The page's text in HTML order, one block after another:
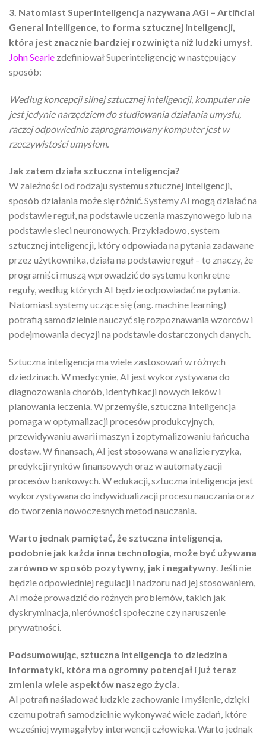
3. Natomiast Superinteligencja nazywana AGI – Artificial
General Intelligence, to forma sztucznej inteligencji,
która jest znacznie bardziej rozwinięta niż ludzki umysł.
John Searle zdefiniował Superinteligencję w następujący
sposób:
Według koncepcji silnej sztucznej inteligencji, komputer nie
jest jedynie narzędziem do studiowania działania umysłu,
raczej odpowiednio zaprogramowany komputer jest w
rzeczywistości umysłem.
Jak zatem działa sztuczna inteligencja?
W zależności od rodzaju systemu sztucznej inteligencji,
sposób działania może się różnić. Systemy AI mogą działać na
podstawie reguł, na podstawie uczenia maszynowego lub na
podstawie sieci neuronowych. Przykładowo, system
sztucznej inteligencji, który odpowiada na pytania zadawane
przez użytkownika, działa na podstawie reguł – to znaczy, że
programiści muszą wprowadzić do systemu konkretne
reguły, według których AI będzie odpowiadać na pytania.
Natomiast systemy uczące się (ang. machine learning)
potrafią samodzielnie nauczyć się rozpoznawania wzorców i
podejmowania decyzji na podstawie dostarczonych danych.
Sztuczna inteligencja ma wiele zastosowań w różnych
dziedzinach. W medycynie, AI jest wykorzystywana do
diagnozowania chorób, identyfikacji nowych leków i
planowania leczenia. W przemyśle, sztuczna inteligencja
pomaga w optymalizacji procesów produkcyjnych,
przewidywaniu awarii maszyn i zoptymalizowaniu łańcucha
dostaw. W finansach, AI jest stosowana w analizie ryzyka,
predykcji rynków finansowych oraz w automatyzacji
procesów bankowych. W edukacji, sztuczna inteligencja jest
wykorzystywana do indywidualizacji procesu nauczania oraz
do tworzenia nowoczesnych metod nauczania.
Warto jednak pamiętać, że sztuczna inteligencja,
podobnie jak każda inna technologia, może być używana
zarówno w sposób pozytywny, jak i negatywny. Jeśli nie
będzie odpowiedniej regulacji i nadzoru nad jej stosowaniem,
AI może prowadzić do różnych problemów, takich jak
dyskryminacja, nierówności społeczne czy naruszenie
prywatności.
Podsumowując, sztuczna inteligencja to dziedzina
informatyki, która ma ogromny potencjał i już teraz
zmienia wiele aspektów naszego życia.
AI potrafi naśladować ludzkie zachowanie i myślenie, dzięki
czemu potrafi samodzielnie wykonywać wiele zadań, które
wcześniej wymagałyby interwencji człowieka. Warto jednak